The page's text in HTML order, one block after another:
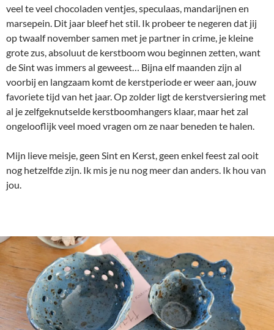
veel te veel chocoladen ventjes, speculaas, mandarijnen en
marsepein. Dit jaar bleef het stil. Ik probeer te negeren dat jij
op twaalf november samen met je partner in crime, je kleine
grote zus, absoluut de kerstboom wou beginnen zetten, want
de Sint was immers al geweest… Bijna elf maanden zijn al
voorbij en langzaam komt de kerstperiode er weer aan, jouw
favoriete tijd van het jaar. Op zolder ligt de kerstversiering met
al je zelfgeknutselde kerstboomhangers klaar, maar het zal
ongelooflijk veel moed vragen om ze naar beneden te halen.
Mijn lieve meisje, geen Sint en Kerst, geen enkel feest zal ooit
nog hetzelfde zijn. Ik mis je nu nog meer dan anders. Ik hou van
jou.